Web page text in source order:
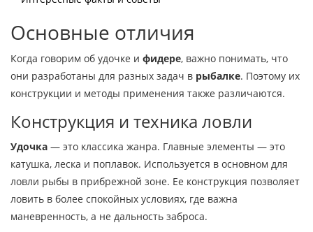
Основные отличия
Когда говорим об удочке и фидере, важно понимать, что
они разработаны для разных задач в рыбалке. Поэтому их
конструкции и методы применения также различаются.
Конструкция и техника ловли
Удочка — это классика жанра. Главные элементы — это
катушка, леска и поплавок. Используется в основном для
ловли рыбы в прибрежной зоне. Ее конструкция позволяет
ловить в более спокойных условиях, где важна
маневренность, а не дальность заброса.